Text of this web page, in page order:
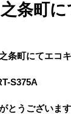
条町
条町にてエコ
S375A
とうございます